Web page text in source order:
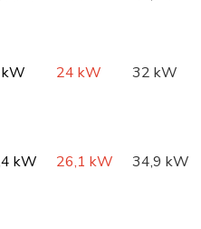
24 kW 32 kW
kW 26,1 kW 34,9 kW